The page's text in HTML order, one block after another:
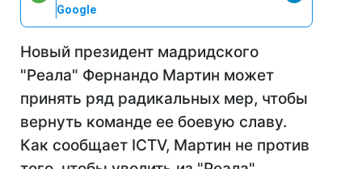
Google
Новый президент мадридского
"Реала" Фернандо Мартин может
принять ряд радикальных мер, чтобы
вернуть команде ее боевую славу.
Как сообщает ICTV, Мартин не против